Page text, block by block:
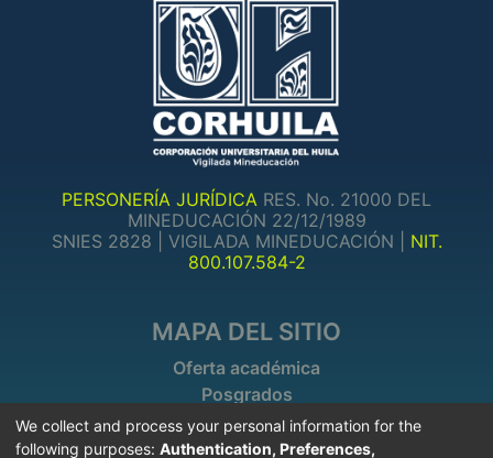
PERSONERÍA JURÍDICA RES. No. 21000 DEL
MINEDUCACIÓN 22/12/1989
SNIES 2828 | VIGILADA MINEDUCACIÓN | NIT.
800.107.584-2
MAPA DEL SITIO
Oferta académica
Posgrados
Investigaciones
We collect and process your personal information for the
following purposes: Authentication, Preferences,